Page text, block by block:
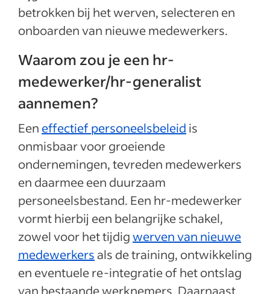
betrokken bij het werven, selecteren en
onboarden van nieuwe medewerkers.
Waarom zou je een hr-
medewerker/hr-generalist
aannemen?
Een effectief personeelsbeleid is
onmisbaar voor groeiende
ondernemingen, tevreden medewerkers
en daarmee een duurzaam
personeelsbestand. Een hr-medewerker
vormt hierbij een belangrijke schakel,
zowel voor het tijdigwerven van nieuwe
medewerkers als de training, ontwikkeling
en eventuele re-integratie of het ontslag
van bestaande werknemers. Daarnaast